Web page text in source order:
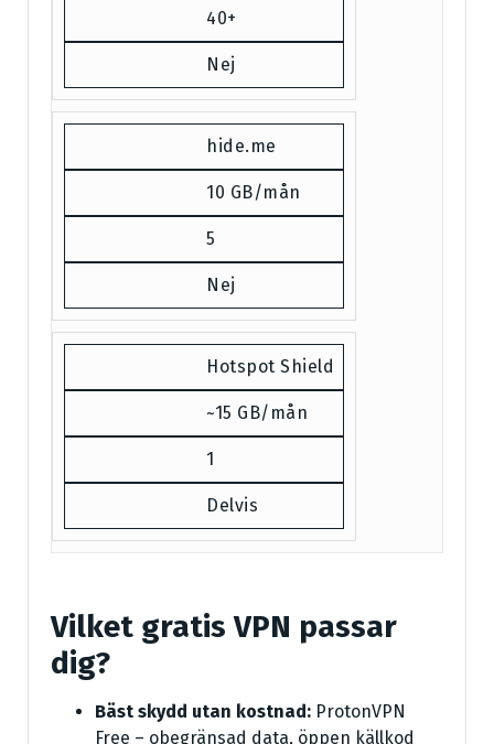
40+
Nej
hide.me
10 GB/mån
5
Nej
Hotspot Shield
~15 GB/mån
1
Delvis
Vilket gratis VPN passar
dig?
Bäst skydd utan kostnad: ProtonVPN
Free – obegränsad data, öppen källkod